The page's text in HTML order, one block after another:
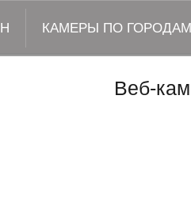
КАМЕРЫ ПО ГОРОДАМ
Веб-